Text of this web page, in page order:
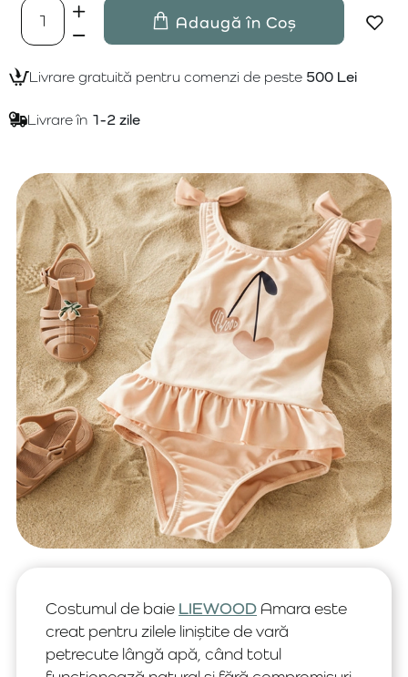
Adaugă în Coș
Livrare gratuită pentru comenzi de peste 500 Lei
Livrare în 1-2 zile
Costumul de baie LIEWOOD Amara este
creat pentru zilele liniștite de vară
petrecute lângă apă, când totul